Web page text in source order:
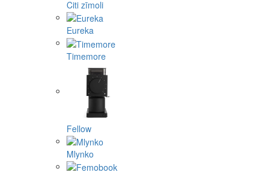
Citi zīmoli
Eureka
Timemore
Fellow
Mlynko